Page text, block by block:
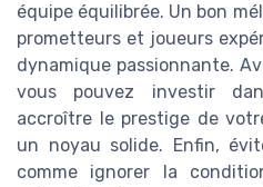
équipe équilibrée. Un bon
prometteurs et joueurs
dynamique passionnante.
vous pouvez investir
accroître le prestige de
un noyau solide. Enfin,
comme ignorer la